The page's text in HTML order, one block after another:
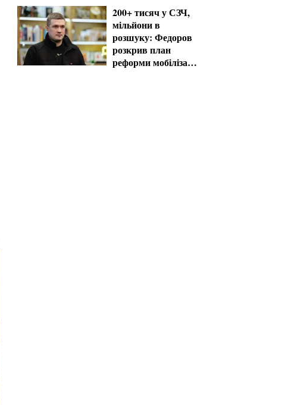
200+ тисяч у СЗЧ,
мільйони в
розшуку: Федоров
розкрив план
реформи мобілізації